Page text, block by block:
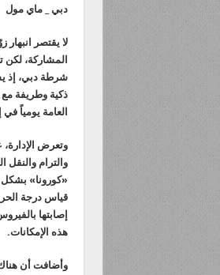
دبي _ ماي مول
المشاركة، لكن
شرطة دبي، إذ
ذكية وطريفة مع
العامة يومياً
وتعرض
والترام
«كورونا» بشكل
قياس درجة
إصابتها
هذه الإمكانات.
وأضافت أن هناك